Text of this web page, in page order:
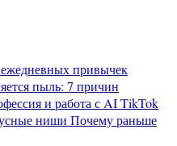
привычек
пыль: 7 причин
и работа с AITikTok
ниши Почему раньше